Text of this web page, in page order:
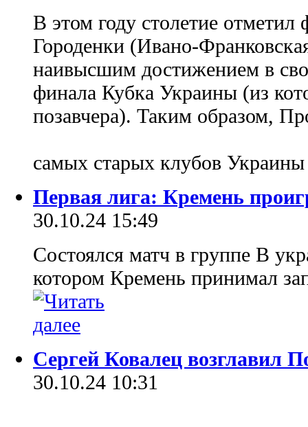
В этом году столетие
Городенки (Ивано-
наивысшим достижением в
финала Кубка Украины (из
позавчера). Таким образом,
самых старых клубов
Первая лига: Кремень
30.10.24 15:49
Состоялся матч в группе В
котором Кремень принимал
Сергей Ковалец возглавил
30.10.24 10:31